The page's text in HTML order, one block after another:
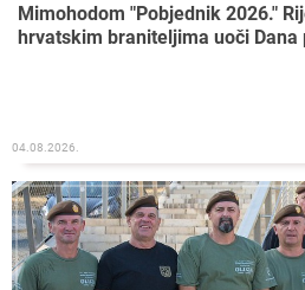
Mimohodom "Pobjednik 2026."
hrvatskim braniteljima uoči Dana
04.08.2026.